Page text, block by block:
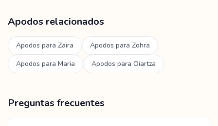
Apodos relacionados
Apodos para Zaira Apodos para Zohra
Apodos para Maria Apodos para Oiartza
Preguntas frecuentes